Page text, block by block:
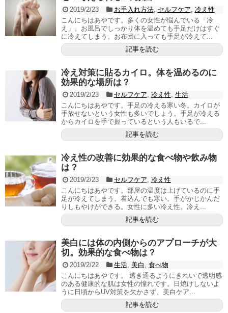
2019/2/23 お手入れ方法, セルフケア, 冷え性
こんにちはあやです。多くの女性が悩んでいる「冷
え」。お風呂でしっかり体を温めても手足だけはすぐ
に冷えてしまう。お布団に入っても手足が冷えて...
記事を読む
冷え対策に貼るカイロ。体を温めるのに
効果的な場所は？
2019/2/23 セルフケア, 冷え性, 生活
こんにちはあやです。手足の冷える寒い冬。カイロが
手放せないという女性も多いでしょう。手足が冷える
からカイロを手で握っているという人もいるで...
記事を読む
冷え性の改善に効果的な食べ物や飲み物
は？
2019/2/23 セルフケア, 冷え性
こんにちはあやです。部屋の温度は上げているのに手
足が冷えてしまう。着込んでも寒い。手がかじかんだ
りしもやけができる。女性に多い冷え性。冷え...
記事を読む
美白には体の内側からのアプローチが大
切。効果的な食べ物は？
2019/2/22 生活, 美白 , 食べ物
こんにちはあやです。 透き通るようにきれいで透明感
のある健康的な肌は女性の憧れです。日焼けしないよ
うに日頃からUV対策を欠かさず、美白ケア...
記事を読む